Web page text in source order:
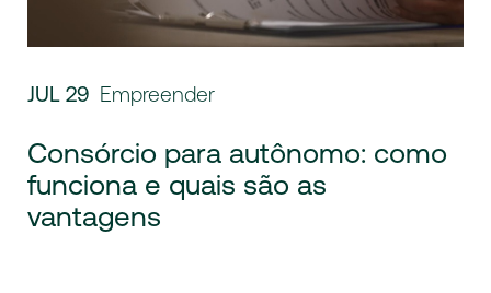
JUL 29 Empreender
Consórcio para autônomo: como
funciona e quais são as
vantagens